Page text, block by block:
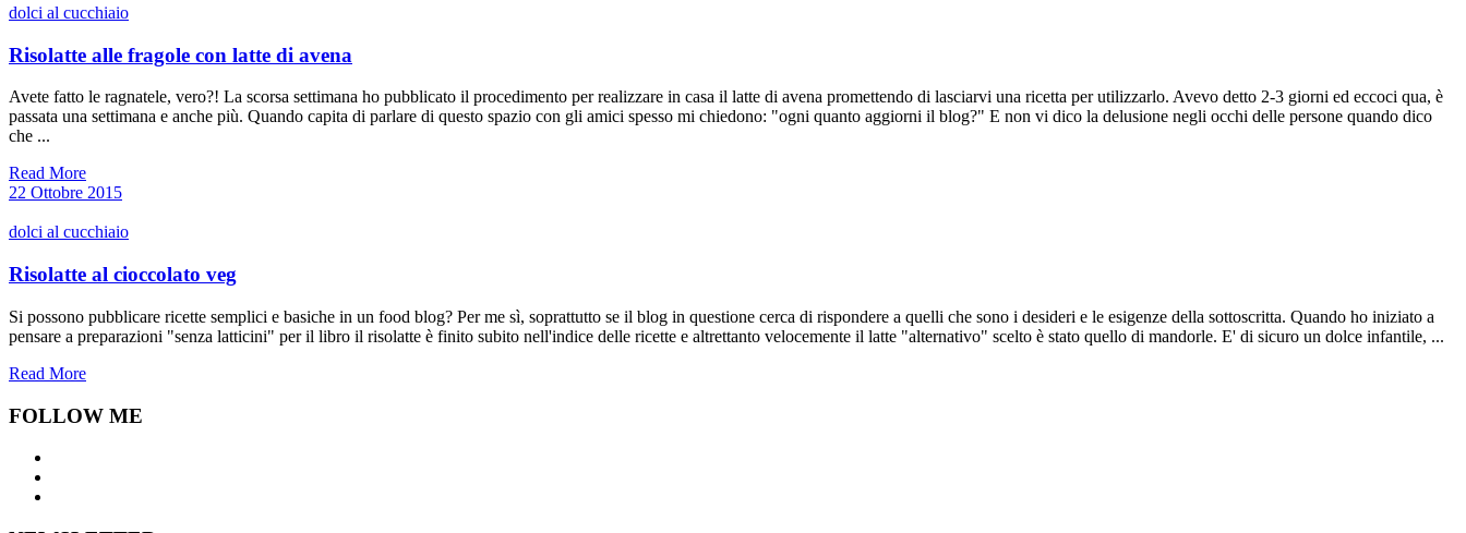
dolci al cucchiaio
Risolatte alle fragole con latte di avena
Avete fatto le ragnatele, vero?! La scorsa settimana ho pubblicato il procedimento per realizzare in casa il latte di avena promettendo di lasciarvi una ricetta per utilizzarlo. Avevo detto 2-3 giorni ed eccoci qua, è
passata una settimana e anche più. Quando capita di parlare di questo spazio con gli amici spesso mi chiedono: "ogni quanto aggiorni il blog?" E non vi dico la delusione negli occhi delle persone quando dico
che ...
Read More
22 Ottobre 2015
dolci al cucchiaio
Risolatte al cioccolato veg
Si possono pubblicare ricette semplici e basiche in un food blog? Per me sì, soprattutto se il blog in questione cerca di rispondere a quelli che sono i desideri e le esigenze della sottoscritta. Quando ho iniziato a
pensare a preparazioni "senza latticini" per il libro il risolatte è finito subito nell'indice delle ricette e altrettanto velocemente il latte "alternativo" scelto è stato quello di mandorle. E' di sicuro un dolce infantile, ...
Read More
FOLLOW ME